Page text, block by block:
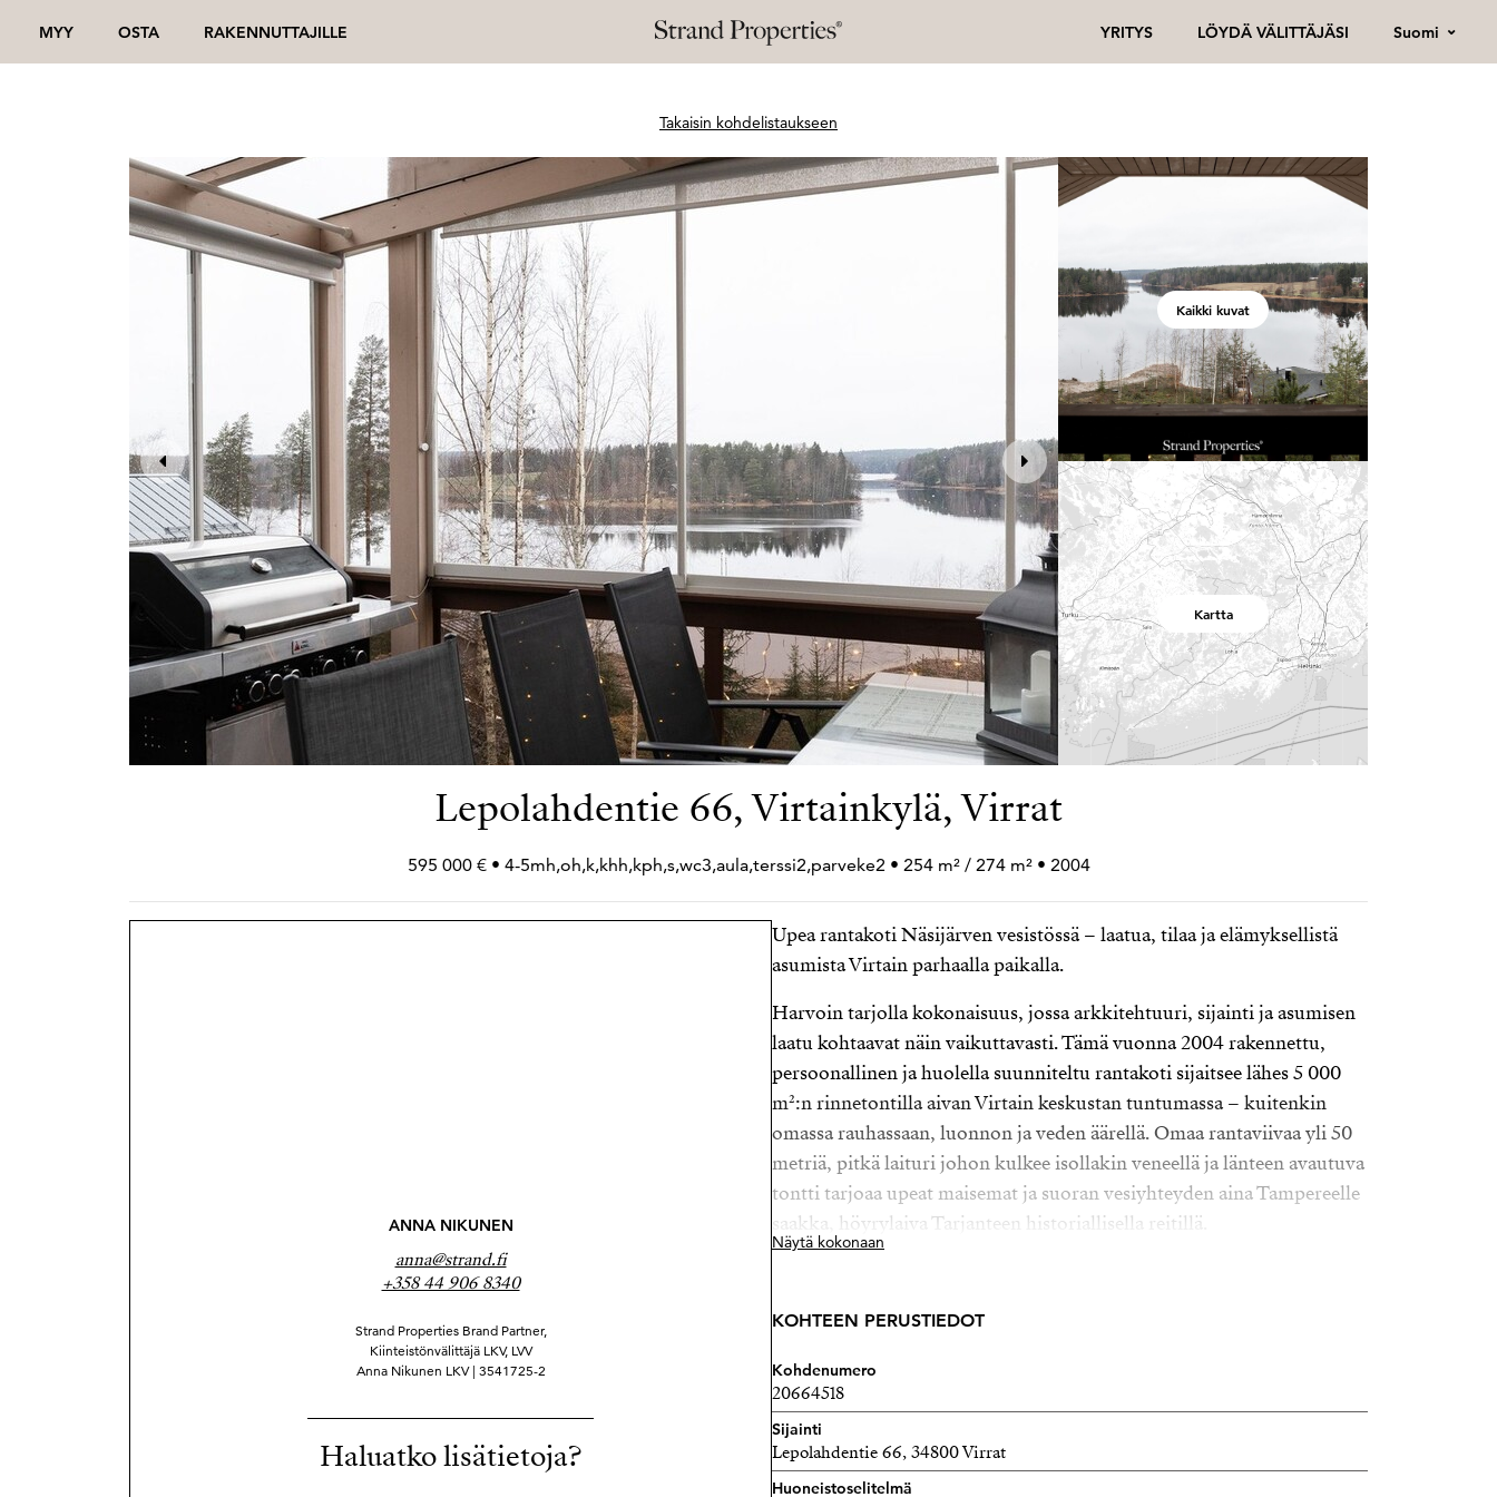
MYY OSTA RAKENNUTTAJILLE YRITYS LÖYDÄ VÄLITTÄJÄSI Suomi
Takaisin kohdelistaukseen
Kaikki kuvat
Kartta
Lepolahdentie 66, Virtainkylä, Virrat
595 000 € • 4-5mh,oh,k,khh,kph,s,wc3,aula,terssi2,parveke2 • 254 m² / 274 m² • 2004
ANNA NIKUNEN
anna@strand.fi
+358 44 906 8340
Strand Properties Brand Partner,
Kiinteistönvälittäjä LKV, LVV
Anna Nikunen LKV | 3541725-2
Haluatko lisätietoja?
Upea rantakoti Näsijärven vesistössä – laatua, tilaa ja elämyksellistä
asumista Virtain parhaalla paikalla.
Harvoin tarjolla kokonaisuus, jossa arkkitehtuuri, sijainti ja asumisen
laatu kohtaavat näin vaikuttavasti. Tämä vuonna 2004 rakennettu,
persoonallinen ja huolella suunniteltu rantakoti sijaitsee lähes 5 000
m²:n rinnetontilla aivan Virtain keskustan tuntumassa – kuitenkin
omassa rauhassaan, luonnon ja veden äärellä. Omaa rantaviivaa yli 50
metriä, pitkä laituri johon kulkee isollakin veneellä ja länteen avautuva
tontti tarjoaa upeat maisemat ja suoran vesiyhteyden aina Tampereelle
saakka, höyrylaiva Tarjanteen historiallisella reitillä.
soveltuu hyvin useammallekin sukupolvelle tai miksei vaikka
yritystoimintaan. Kunnalllistekniikka, energiatehokas maalämpö ja
vesikiertoinen lattialämmitys tuovat asumismukavuutta ja
taloudellisuutta ympäri vuoden.
Keskikerroksessa sijaitsee kodin sydän, laadukas keittiö kivitasoineen
Näytä kokonaan
KOHTEEN PERUSTIEDOT
Kohdenumero
20664518
Sijainti
Lepolahdentie 66, 34800 Virrat
Huoneistoselitelmä